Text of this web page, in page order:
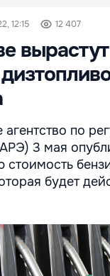
12:15 12 407
по
3 мая
стоимость
будет